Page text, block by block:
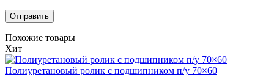
Похожие товары
Хит
Полиуретановый ролик с подшипником п/у 70×60